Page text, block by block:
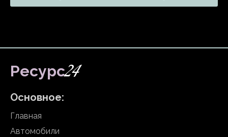
Ресурс24
Основное:
Главная
Автомобили